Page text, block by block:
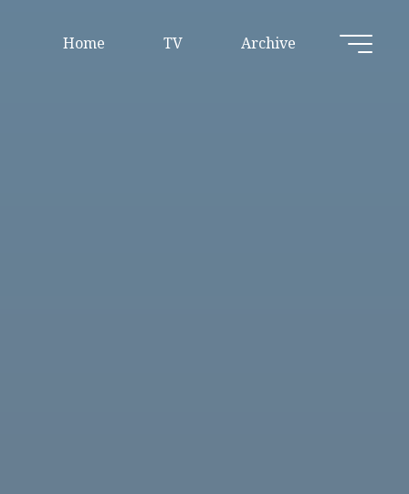
Home TV Archive